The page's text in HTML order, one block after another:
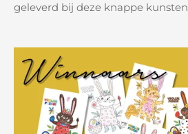
geleverd bij deze knappe